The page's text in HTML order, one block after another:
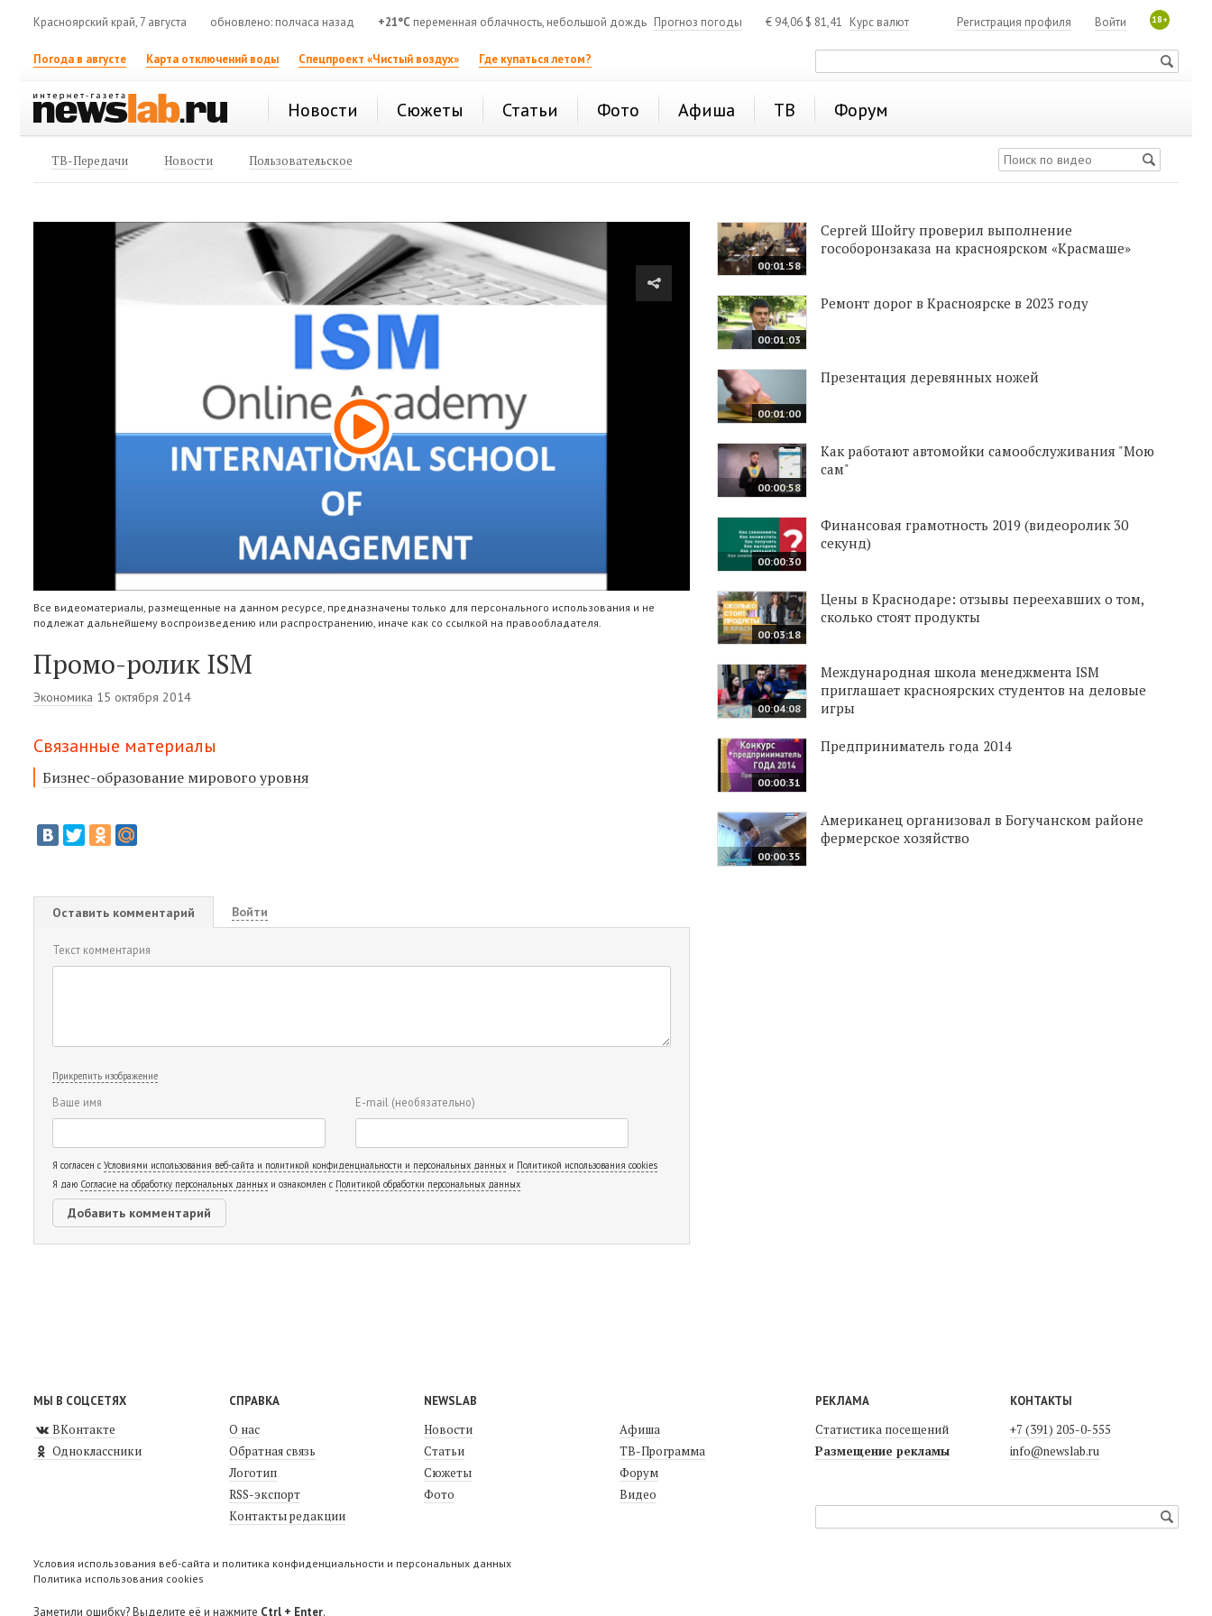
Красноярский край, 7 августа обновлено: полчаса назад +21°C переменная облачность, небольшой дождь Прогноз погоды € 94,06 $ 81,41 Курс валют 18+
Войти
Регистрация профиля
Погода в августе Карта отключений воды Спецпроект «Чистый воздух» Где купаться летом?
Новости Сюжеты Статьи Фото Афиша ТВ Форум
ТВ-Передачи Новости Пользовательское
Все видеоматериалы, размещенные на данном ресурсе, предназначены только для персонального использования и не
подлежат дальнейшему воспроизведению или распространению, иначе как со ссылкой на правообладателя.
Промо-ролик ISM
Экономика 15 октября 2014
Связанные материалы
Бизнес-образование мирового уровня
Оставить комментарий Войти
Текст комментария
Прикрепить изображение
Ваше имя E-mail (необязательно)
Я согласен с Условиями использования веб-сайта и политикой конфиденциальности и персональных данных и Политикой использования cookies
Я даю Согласие на обработку персональных данных и ознакомлен с Политикой обработки персональных данных
00:01:58
Сергей Шойгу проверил выполнение
гособоронзаказа на красноярском «Красмаше»
00:01:03
Ремонт дорог в Красноярске в 2023 году
00:01:00
Презентация деревянных ножей
00:00:58
Как работают автомойки самообслуживания "Мою
сам"
00:00:30
Финансовая грамотность 2019 (видеоролик 30
секунд)
00:03:18
Цены в Краснодаре: отзывы переехавших о том,
сколько стоят продукты
00:04:08
Международная школа менеджмента ISM
приглашает красноярских студентов на деловые
игры
00:00:31
Предприниматель года 2014
00:00:35
Американец организовал в Богучанском районе
фермерское хозяйство
МЫ В СОЦСЕТЯХ
ВКонтакте
Одноклассники
СПРАВКА
О нас
Обратная связь
Логотип
RSS-экспорт
Контакты редакции
NEWSLAB
Новости
Статьи
Сюжеты
Фото
Афиша
ТВ-Программа
Форум
Видео
РЕКЛАМА
Статистика посещений
Размещение рекламы
КОНТАКТЫ
+7 (391) 205-0-555
info@newslab.ru
Условия использования веб-сайта и политика конфиденциальности и персональных данных
Политика использования cookies
Заметили ошибку? Выделите её и нажмите Ctrl + Enter.